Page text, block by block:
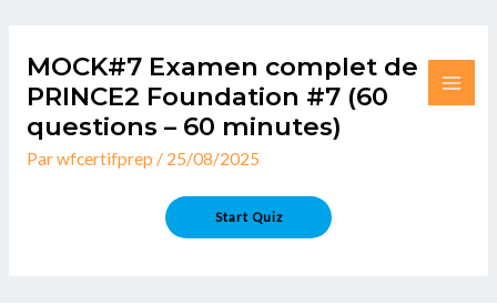
contenuMOCK#7 Examen complet de
PRINCE2 Foundation #7 (60
questions – 60 minutes)
Parwfcertifprep / 25/08/2025